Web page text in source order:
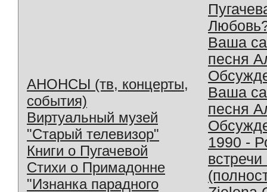
АНОНСЫ (тв, концерты,
события)
Виртуальный музей
"Старый телевизор"
Книги о Пугачевой
Стихи о Примадонне
"Изнанка парадного
Ваша
песня
Ваша
песня
1990 -